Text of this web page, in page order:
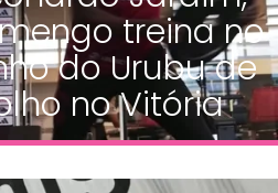
treina no
do Urubu de
no Vitória